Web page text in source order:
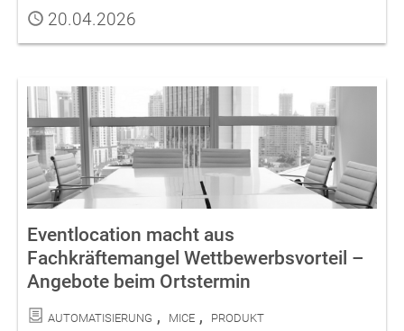
Publiziert
20.04.2026
Eventlocation macht aus
Fachkräftemangel Wettbewerbsvorteil –
Angebote beim Ortstermin
Kategorien
Automatisierung MICE
Produkt